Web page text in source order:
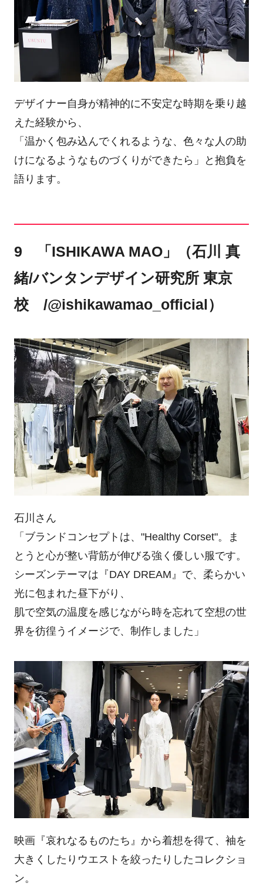
デザイナー自身が精神的に不安定な時期を乗り越
えた経験から、
「温かく包み込んでくれるような、色々な人の助
けになるようなものづくりができたら」と抱負を
語ります。
9 「ISHIKAWA MAO」（石川 真
緒/バンタンデザイン研究所 東京
校 /@ishikawamao_official）
石川さん
「ブランドコンセプトは、"Healthy Corset"。ま
とうと心が整い背筋が伸びる強く優しい服です。
シーズンテーマは『DAY DREAM』で、柔らかい
光に包まれた昼下がり、
肌で空気の温度を感じながら時を忘れて空想の世
界を彷徨うイメージで、制作しました」
映画『哀れなるものたち』から着想を得て、袖を
大きくしたりウエストを絞ったりしたコレクショ
ン。